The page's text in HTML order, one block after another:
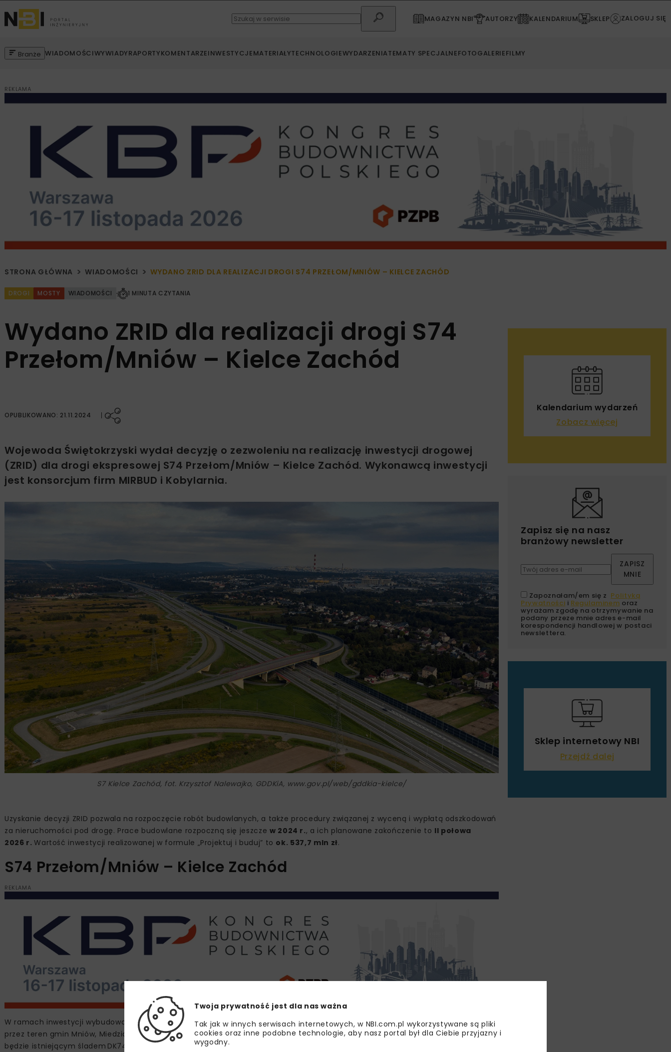
MAGAZYN NBI AUTORZY KALENDARIUM SKLEP ZALOGUJ SIĘ
Branże WIADOMOŚCIWYWIADYRAPORTYKOMENTARZEINWESTYCJEMATERIAŁYTECHNOLOGIEWYDARZENIATEMATY SPECJALNEFOTOGALERIEFILMY
REKLAMA
STRONA GŁÓWNA WIADOMOŚCI WYDANO ZRID DLA REALIZACJI DROGI S74 PRZEŁOM/MNIÓW – KIELCE ZACHÓD
DROGI MOSTY WIADOMOŚCI 1 MINUTA CZYTANIA
Wydano ZRID dla realizacji drogi S74
Przełom/Mniów – Kielce Zachód
OPUBLIKOWANO: 21.11.2024
Wojewoda Świętokrzyski wydał decyzję o zezwoleniu na realizację inwestycji drogowej
(ZRID) dla drogi ekspresowej S74 Przełom/Mniów – Kielce Zachód. Wykonawcą inwestycji
jest konsorcjum firm MIRBUD i Kobylarnia.
S7 Kielce Zachód, fot. Krzysztof Nalewajko, GDDKiA, www.gov.pl/web/gddkia-kielce/
Uzyskanie decyzji ZRID pozwala na rozpoczęcie robót budowlanych, a także procedury związanej z wyceną i wypłatą odszkodowań
za nieruchomości pod drogę. Prace budowlane rozpoczną się jeszcze w 2024 r., a ich planowane zakończenie to II połowa
2026 r.Wartość inwestycji realizowanej w formule „Projektuj i buduj” to ok. 537,7 mln zł.
S74 Przełom/Mniów – Kielce Zachód
REKLAMA
W ramach inwestycji wybudowany zostanie odcinek dwujezdniowej drogi ekspresowej S74 o długości ok . 16,4 km, przebiegający
przez teren gmin Mniów, Miedziana Góra i Strawczyn. Droga na fragmencie ok. 400 m, począwszy od miejscowości Przełom, biec
będzie istniejącym śladem DK74. Następnie odbije w kierunku południowo-zachodnim i poprowadzona po nowym
Kalendarium wydarzeń
Zobacz więcej
Zapisz się na nasz
branżowy newsletter
ZAPISZ
MNIE
Zapoznałam/em się z Polityką
Prywatności i Regulaminem oraz
wyrażam zgodę na otrzymywanie na
podany przeze mnie adres e-mail
korespondencji handlowej w postaci
newslettera.
Sklep internetowy NBI
Przejdź dalej
Twoja prywatność jest dla nas ważna
Tak jak w innych serwisach internetowych, w NBI.com.pl wykorzystywane są pliki
cookies oraz inne podobne technologie, aby nasz portal był dla Ciebie przyjazny i
wygodny.